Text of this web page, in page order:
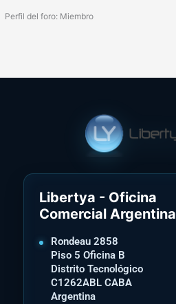
Perfil del foro: Miembro
Libertya - Oficina
Comercial Argentina
Rondeau 2858
Piso 5 Oficina B
Distrito Tecnológico
C1262ABL CABA
Argentina